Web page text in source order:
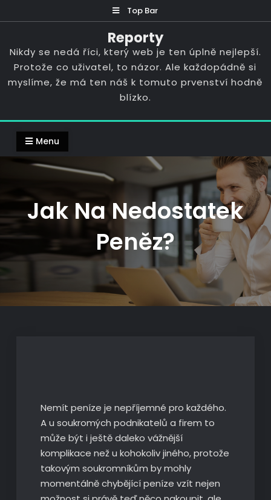
to
Top Bar
Reporty
Nikdy se nedá říci, který web je ten úplně nejlepší.
Protože co uživatel, to názor. Ale každopádně si
myslíme, že má ten náš k tomuto prvenství hodně
blízko.
Menu
Jak Na Nedostatek
Peněz?
Nemít peníze je nepříjemné pro každého.
A u soukromých podnikatelů a firem to
může být i ještě daleko vážnější
komplikace než u kohokoliv jiného, protože
takovým soukromníkům by mohly
momentálně chybějící peníze vzít nejen